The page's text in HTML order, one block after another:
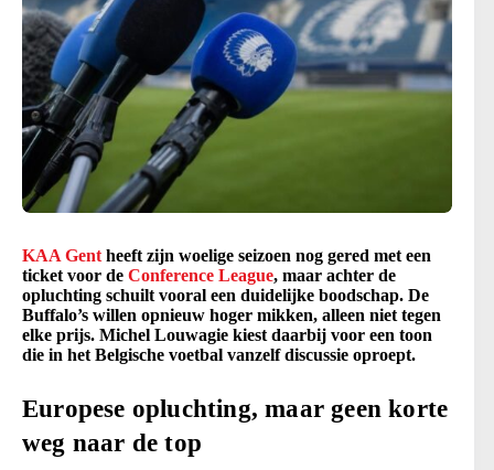
KAA Gent heeft zijn woelige seizoen nog gered met een
ticket voor de Conference League, maar achter de
opluchting schuilt vooral een duidelijke boodschap. De
Buffalo’s willen opnieuw hoger mikken, alleen niet tegen
elke prijs. Michel Louwagie kiest daarbij voor een toon
die in het Belgische voetbal vanzelf discussie oproept.
Europese opluchting, maar geen korte
weg naar de top